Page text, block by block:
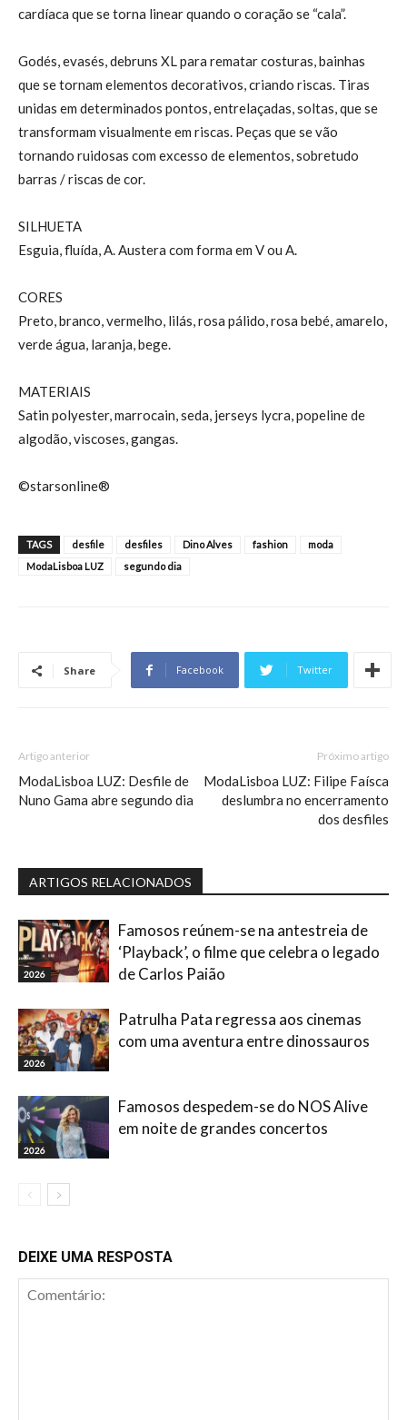
cardíaca que se torna linear quando o coração se “cala”.
Godés, evasés, debruns XL para rematar costuras, bainhas
que se tornam elementos decorativos, criando riscas. Tiras
unidas em determinados pontos, entrelaçadas, soltas, que se
transformam visualmente em riscas. Peças que se vão
tornando ruidosas com excesso de elementos, sobretudo
barras / riscas de cor.
SILHUETA
Esguia, fluída, A. Austera com forma em V ou A.
CORES
Preto, branco, vermelho, lilás, rosa pálido, rosa bebé, amarelo,
verde água, laranja, bege.
MATERIAIS
Satin polyester, marrocain, seda, jerseys lycra, popeline de
algodão, viscoses, gangas.
©starsonline®
TAGS desfile desfiles Dino Alves fashion
moda
ModaLisboa LUZ
segundo dia
Share Facebook Twitter
Artigo anterior
ModaLisboa LUZ: Desfile de
Nuno Gama abre segundo dia
Próximo artigo
ModaLisboa LUZ: Filipe Faísca
deslumbra no encerramento
dos desfiles
ARTIGOS RELACIONADOS
2026
Famosos reúnem-se na antestreia de
‘Playback’, o filme que celebra o legado
de Carlos Paião
2026
Patrulha Pata regressa aos cinemas
com uma aventura entre dinossauros
2026
Famosos despedem-se do NOS Alive
em noite de grandes concertos
DEIXE UMA RESPOSTA